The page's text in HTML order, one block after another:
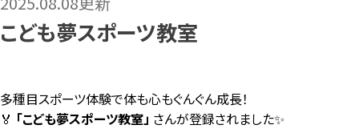
こども夢スポーツ教室
多種目スポーツ体験で体も心もぐんぐん成長！
🏅 「こども夢スポーツ教室」 さんが登録されました✨